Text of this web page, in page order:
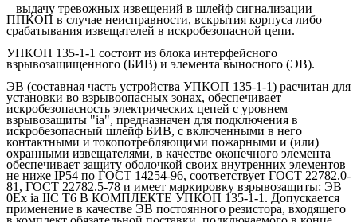
– выдачу тревожных извещений в шлейф сигнализации
ППКОП в случае неисправности, вскрытия корпуса либо
срабатывания извещателей в искробезопасной цепи.
УПКОП 135-1-1 состоит из блока интерфейсного
взрывозащищенного (БИВ) и элемента выносного (ЭВ).
ЭВ (составная часть устройства УПКОП 135-1-1) расчитан для
установки во взрывоопасных зонах, обеспечивает
искробезопасность электрических цепей с уровнем
взрывозащиты "ia", предназначен для подключения в
искробезопасный шлейф БИВ, с включенными в него
контактными и токопотребляющими пожарными и (или)
охранными извещателями, в качестве оконечного элемента
обеспечивает защиту оболочкой своих внутренних элементов
не ниже IP54 по ГОСТ 14254-96, соответствует ГОСТ 22782.0-
81, ГОСТ 22782.5-78 и имеет маркировку взрывозащиты: ЭВ
0Ех iа IIС Т6 В КОМПЛЕКТЕ УПКОП 135-1-1. Допускается
применение в качестве ЭВ постоянного резистора, входящего